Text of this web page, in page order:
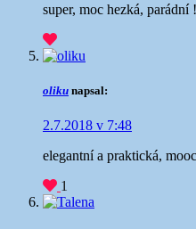
super, moc hezká, parádní
oliku napsal:
2.7.2018 v 7:48
elegantní a praktická,
1